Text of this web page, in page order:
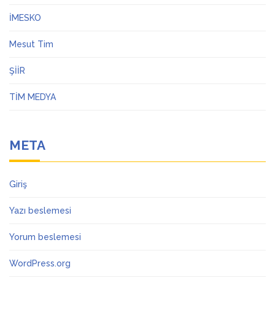
İMESKO
Mesut Tim
ŞİİR
TİM MEDYA
META
Giriş
Yazı beslemesi
Yorum beslemesi
WordPress.org